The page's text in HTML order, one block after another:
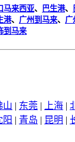
马来西亚、 巴生港、
港、 广州到马来、 广
到马来
山 | 东莞 | 上海 |
阳 | 青岛 | 昆明 |